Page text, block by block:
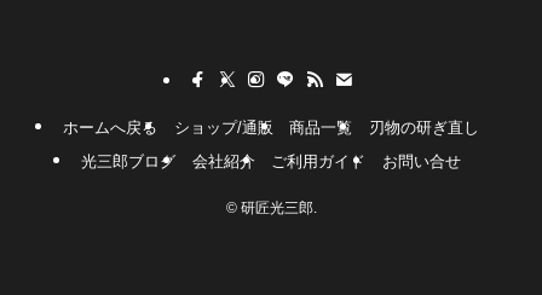
ホームへ戻る ショップ/通販 商品一覧
刃物の研ぎ直し
光三郎ブログ
会社紹介 ご利用ガイド お問い合せ
©研匠光三郎.